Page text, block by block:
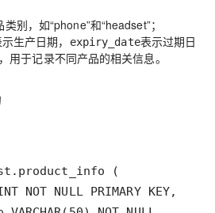
别，如“phone”和“headset”；
生产日期， expiry_date表示过期日
用于记录不同产品的相关信息。